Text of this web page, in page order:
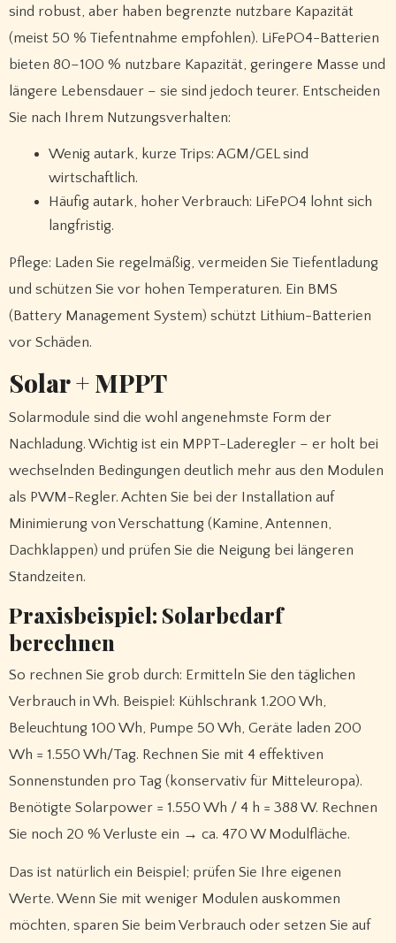
sind robust, aber haben begrenzte nutzbare Kapazität
(meist 50 % Tiefentnahme empfohlen). LiFePO4-Batterien
bieten 80–100 % nutzbare Kapazität, geringere Masse und
längere Lebensdauer – sie sind jedoch teurer. Entscheiden
Sie nach Ihrem Nutzungsverhalten:
Wenig autark, kurze Trips: AGM/GEL sind
wirtschaftlich.
Häufig autark, hoher Verbrauch: LiFePO4 lohnt sich
langfristig.
Pflege: Laden Sie regelmäßig, vermeiden Sie Tiefentladung
und schützen Sie vor hohen Temperaturen. Ein BMS
(Battery Management System) schützt Lithium-Batterien
vor Schäden.
Solar + MPPT
Solarmodule sind die wohl angenehmste Form der
Nachladung. Wichtig ist ein MPPT-Laderegler – er holt bei
wechselnden Bedingungen deutlich mehr aus den Modulen
als PWM-Regler. Achten Sie bei der Installation auf
Minimierung von Verschattung (Kamine, Antennen,
Dachklappen) und prüfen Sie die Neigung bei längeren
Standzeiten.
Praxisbeispiel: Solarbedarf
berechnen
So rechnen Sie grob durch: Ermitteln Sie den täglichen
Verbrauch in Wh. Beispiel: Kühlschrank 1.200 Wh,
Beleuchtung 100 Wh, Pumpe 50 Wh, Geräte laden 200
Wh = 1.550 Wh/Tag. Rechnen Sie mit 4 effektiven
Sonnenstunden pro Tag (konservativ für Mitteleuropa).
Benötigte Solarpower = 1.550 Wh / 4 h = 388 W. Rechnen
Sie noch 20 % Verluste ein → ca. 470 W Modulfläche.
Das ist natürlich ein Beispiel; prüfen Sie Ihre eigenen
Werte. Wenn Sie mit weniger Modulen auskommen
möchten, sparen Sie beim Verbrauch oder setzen Sie auf